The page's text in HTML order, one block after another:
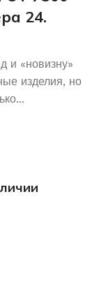
24.
и «новизну»
изделия, но